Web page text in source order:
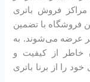
مراکز فروش باتری
با تضمین
عرضه می‌شوند. به
خاطر از کیفیت و
را از برنا باتری